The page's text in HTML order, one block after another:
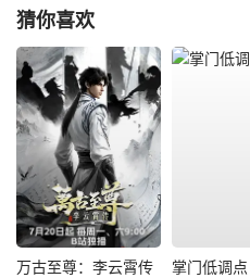
猜你喜欢
万古至尊：李云霄传 掌门低调点